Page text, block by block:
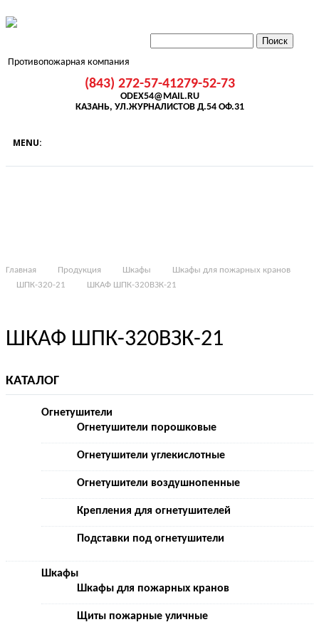
Противопожарная компания
(843) 272-57-41279-52-73
ODEX54@MAIL.RU
КАЗАНЬ, УЛ.ЖУРНАЛИСТОВ Д.54 ОФ.31
Главная Продукция Шкафы
Шкафы для пожарных кранов
ШПК-320-21
ШКАФ ШПК-320ВЗК-21
ШКАФ ШПК-320ВЗК-21
КАТАЛОГ
Огнетушители
Огнетушители порошковые
Огнетушители углекислотные
Огнетушители воздушнопенные
Крепления для огнетушителей
Подставки под огнетушители
Шкафы
Шкафы для пожарных кранов
Щиты пожарные уличные